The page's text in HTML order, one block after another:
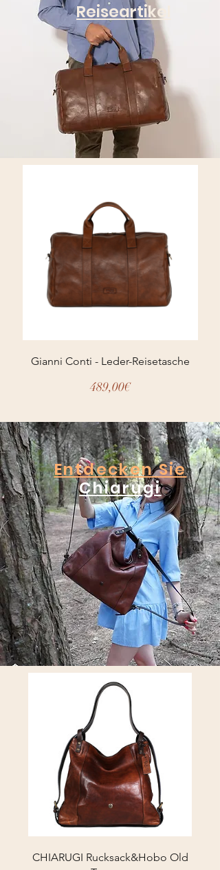
Reiseartikel
Gianni Conti - Leder-Reisetasche
489,00€Preis
Entdecken Sie
Chiarugi
CHIARUGI Rucksack&Hobo Old